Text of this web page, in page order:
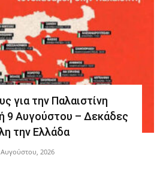
για την Παλαιστίνη
9 Αυγούστου – Δεκάδες
την Ελλάδα
2026